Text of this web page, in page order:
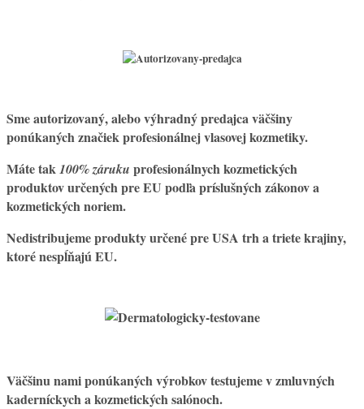
Smeautorizovaný, alebo výhradný predajca väčšiny
ponúkaných značiek profesionálnej vlasovej kozmetiky.
Máte tak100% záruku profesionálnych kozmetických
produktov určených pre EU podľa príslušných zákonov a
kozmetických noriem.
Nedistribujeme produkty určené pre USA trh a triete krajiny,
ktoré nespĺňajú EU.
Väčšinu nami ponúkaných výrobkov testujeme v zmluvných
kaderníckych a kozmetických salónoch.